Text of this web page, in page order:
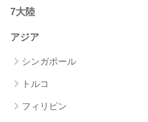
7大陸
アジア
シンガポール
トルコ
フィリピン